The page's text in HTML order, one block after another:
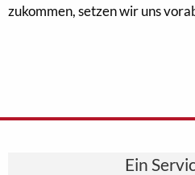
zukommen, setzen wir uns
Ein